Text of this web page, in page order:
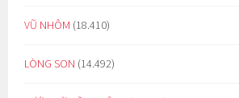
VŨ NHÔM (18.410)
LÒNG SON (14.492)